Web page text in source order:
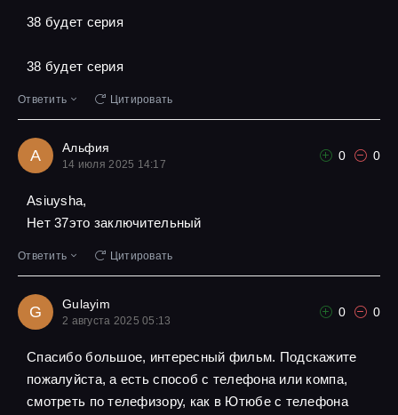
38 будет серия
38 будет серия
Ответить Цитировать
А Альфия
14 июля 2025 14:17
0 0
Asiuysha,
Нет 37это заключительный
Ответить Цитировать
G Gulayim
2 августа 2025 05:13
0 0
Спасибо большое, интересный фильм. Подскажите
пожалуйста, а есть способ с телефона или компа,
смотреть по телефизору, как в Ютюбе с телефона